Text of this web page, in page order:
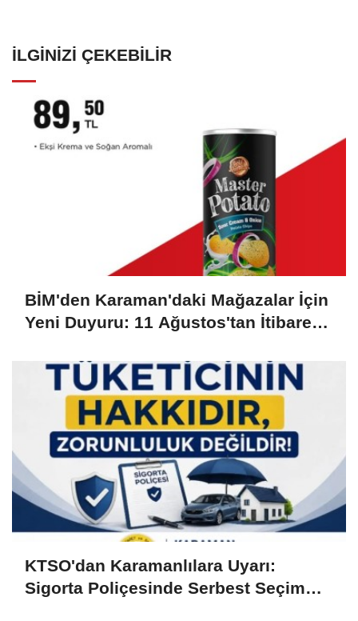
İLGINIZI ÇEKEBILIR
BİM'den Karaman'daki Mağazalar İçin
Yeni Duyuru: 11 Ağustos'tan İtibaren
KTSO'dan Karamanlılara Uyarı:
Sigorta Poliçesinde Serbest Seçim